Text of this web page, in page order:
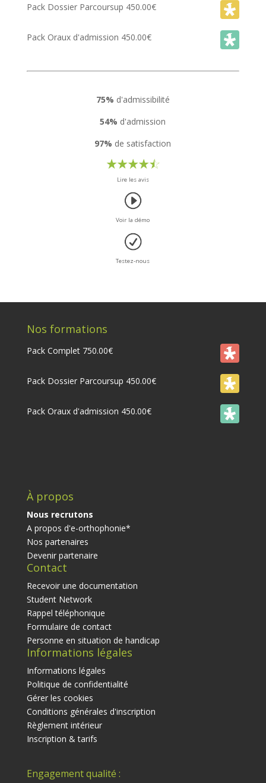
Pack Dossier Parcoursup 450.00€
Pack Oraux d'admission 450.00€
75% d'admissibilité
54% d'admission
97% de satisfaction
Lire les avis
Voir la démo
Testez-nous
Nos formations
Pack Complet 750.00€
Pack Dossier Parcoursup 450.00€
Pack Oraux d'admission 450.00€
À propos
Nous recrutons
A propos d'e-orthophonie*
Nos partenaires
Devenir partenaire
Contact
Recevoir une documentation
Student Network
Rappel téléphonique
Formulaire de contact
Personne en situation de handicap
Informations légales
Informations légales
Politique de confidentialité
Gérer les cookies
Conditions générales d'inscription
Règlement intérieur
Inscription & tarifs
Engagement qualité :